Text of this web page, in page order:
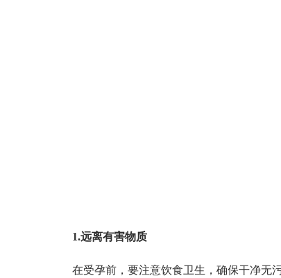
1.远离有害物质
在受孕前，要注意饮食卫生，确保干净无